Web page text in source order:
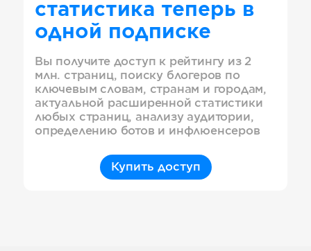
статистика теперь в
одной подписке
Вы получите доступ к рейтингу из 2
млн. страниц, поиску блогеров по
ключевым словам, странам и городам,
актуальной расширенной статистики
любых страниц, анализу аудитории,
определению ботов и инфлюенсеров
Купить доступ